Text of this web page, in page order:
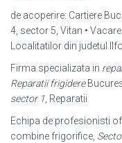
de acoperire: Cartiere
4, sector 5, Vitan •
Localitatilor din judetul
Firma specializata in
Reparatii frigidere
sector 1, Reparatii
Echipa de profesionisti
combine frigorifice,